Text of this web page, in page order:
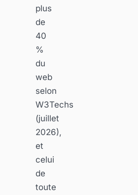
plus
de
40
%
du
web
selon
W3Techs
(juillet
2026),
et
celui
de
toute